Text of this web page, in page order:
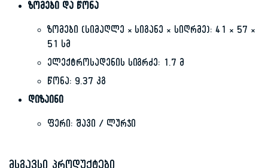
ზომები და წონა
ზომები (სიმაღლე × სიგანე × სიღრმე): 41 × 57 ×
51 სმ
ელექტროსადენის სიგრძე: 1.7 მ
წონა: 9.37 კგ
დიზაინი
ფერი: შავი / ლურჯი